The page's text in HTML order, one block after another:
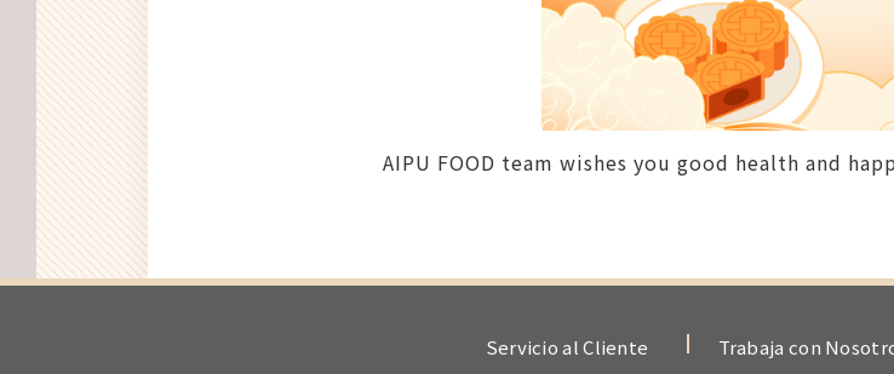
AIPU FOOD team wishes you good health and
Servicio al Cliente Trabaja con